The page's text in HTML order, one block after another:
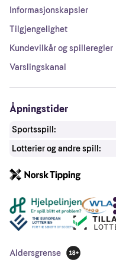
Informasjonskapsler
Tilgjengelighet
Kundevilkår og spilleregler
Varslingskanal
Åpningstider
Sportsspill:
Lotterier og andre spill:
Andre lenker
Aldersgrense
18 år